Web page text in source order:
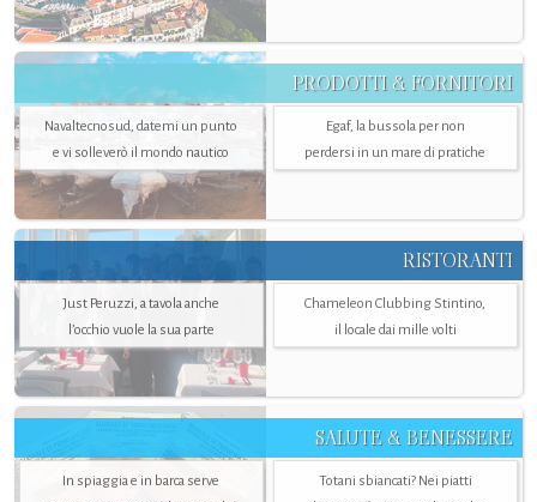
PRODOTTI & FORNITORI
Navaltecnosud, datemi un punto
e vi solleverò il mondo nautico
Egaf, la bussola per non
perdersi in un mare di pratiche
RISTORANTI
Just Peruzzi, a tavola anche
l’occhio vuole la sua parte
Chameleon Clubbing Stintino,
il locale dai mille volti
SALUTE & BENESSERE
In spiaggia e in barca serve
Totani sbiancati? Nei piatti